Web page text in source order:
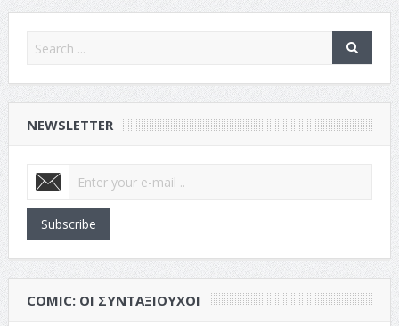
NEWSLETTER
Subscribe
COMIC: ΟΙ ΣΥΝΤΑΞΙΟΎΧΟΙ